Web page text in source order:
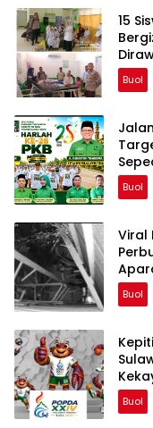
15
Buol
Buol
Viral
Buol
Buol